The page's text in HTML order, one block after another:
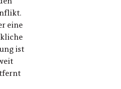
eine
ist